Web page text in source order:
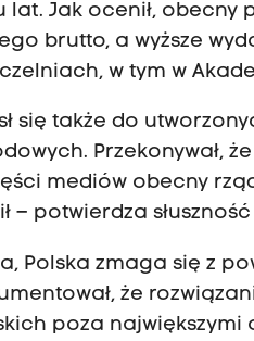
lat. Jak ocenił,
brutto, a wyższe
w tym w
się także do
Przekonywał,
mediów obecny
– potwierdza
Polska zmaga się z
że
poza największymi